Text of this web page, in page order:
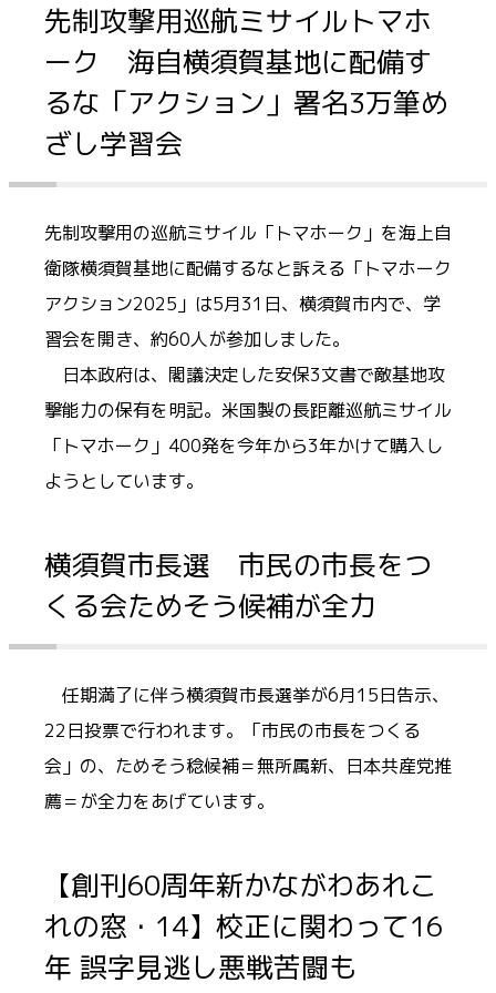
先制攻撃用巡航ミサイルトマホ
ーク 海自横須賀基地に配備す
るな「アクション」署名3万筆め
ざし学習会
先制攻撃用の巡航ミサイル「トマホーク」を海上自
衛隊横須賀基地に配備するなと訴える「トマホーク
アクション2025」は5月31日、横須賀市内で、学
習会を開き、約60人が参加しました。
日本政府は、閣議決定した安保3文書で敵基地攻
撃能力の保有を明記。米国製の長距離巡航ミサイル
「トマホーク」400発を今年から3年かけて購入し
ようとしています。
横須賀市長選 市民の市長をつ
くる会ためそう候補が全力
任期満了に伴う横須賀市長選挙が6月15日告示、
22日投票で行われます。「市民の市長をつくる
会」の、ためそう稔候補＝無所属新、日本共産党推
薦＝が全力をあげています。
【創刊60周年新かながわあれこ
れの窓・14】校正に関わって16
年 誤字見逃し悪戦苦闘も